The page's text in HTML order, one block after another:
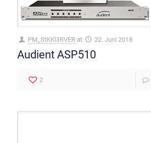
PM_StKKl3RVER at 22. Juni 2018
Audient ASP510
2